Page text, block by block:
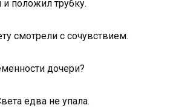
и положил трубку.
смотрели с сочувствием.
дочери?
едва не упала.